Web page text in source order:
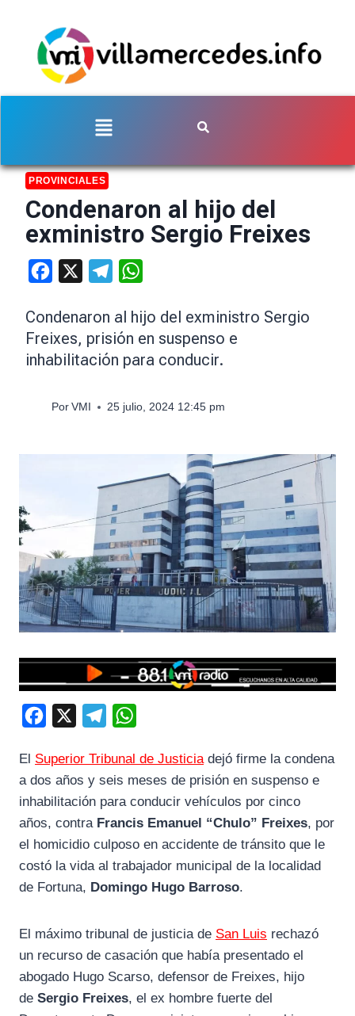
PROVINCIALES
Condenaron al hijo del
exministro Sergio Freixes
Facebook Telegram
Condenaron al hijo del exministro Sergio
Freixes, prisión en suspenso e
inhabilitación para conducir.
Por VMI 25 julio, 2024 12:45 pm
c
e
b
o
k
l
e
g
a
m
a
t
s
p
El Superior Tribunal de Justicia dejó firme la condena
a dos años y seis meses de prisión en suspenso e
inhabilitación para conducir vehículos por cinco
años, contra Francis Emanuel “Chulo” Freixes, por
el homicidio culposo en accidente de tránsito que le
costó la vida al trabajador municipal de la localidad
de Fortuna, Domingo Hugo Barroso.
El máximo tribunal de justicia de San Luis rechazó
un recurso de casación que había presentado el
abogado Hugo Scarso, defensor de Freixes, hijo
de Sergio Freixes, el ex hombre fuerte del